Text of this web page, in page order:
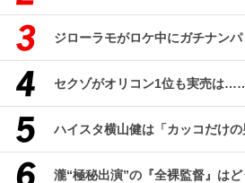
ジローラモがロケ中にガチナンパ
セクゾがオリコン1位も実売は
ハイスタ横山健は「カッコだけの
瀧“極秘出演”の『全裸監督』はど